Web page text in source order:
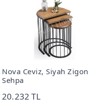
Nova Ceviz, Siyah Zigon
Sehpa
20.232 TL